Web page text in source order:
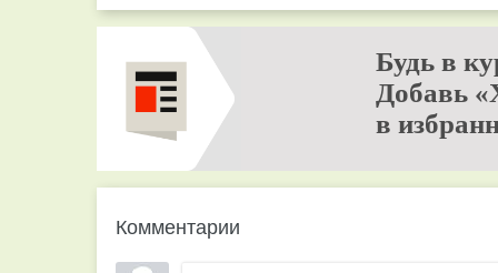
Будь в
Добавь
в
Комментарии